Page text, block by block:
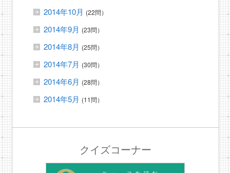
2014年10月 (22問）
2014年9月 (23問）
2014年8月 (25問）
2014年7月 (30問）
2014年6月 (28問）
2014年5月 (11問）
クイズコーナー